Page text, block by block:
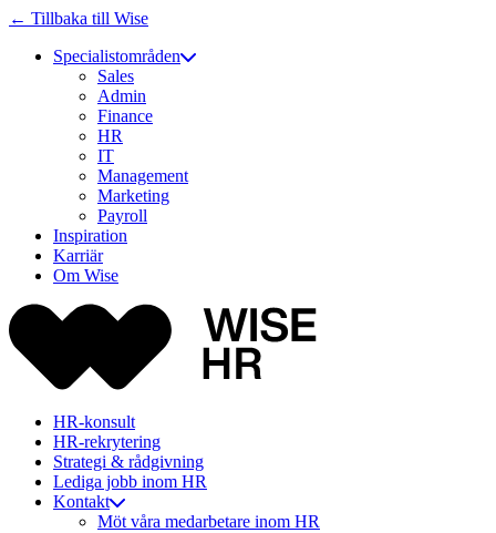
← Tillbaka till Wise
Specialistområden
Sales
Admin
Finance
HR
IT
Management
Marketing
Payroll
Inspiration
Karriär
Om Wise
HR-konsult
HR-rekrytering
Strategi & rådgivning
Lediga jobb inom HR
Kontakt
Möt våra medarbetare inom HR